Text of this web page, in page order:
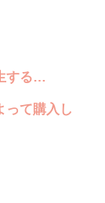
する…
って購入し